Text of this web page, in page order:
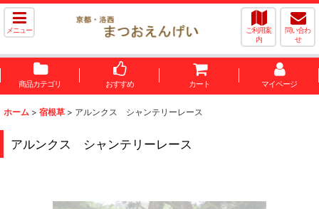
メニュー
ご利用案
内
問い合わ
せ
商品カテゴリ おすすめ カート マイページ
ホーム > 宿根草 > アルンクス シャンテリーレース
アルンクス シャンテリーレース